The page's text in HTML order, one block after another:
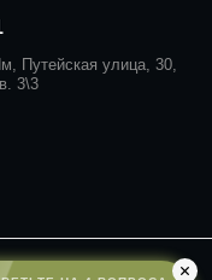
Путейская улица, 30,
3\3